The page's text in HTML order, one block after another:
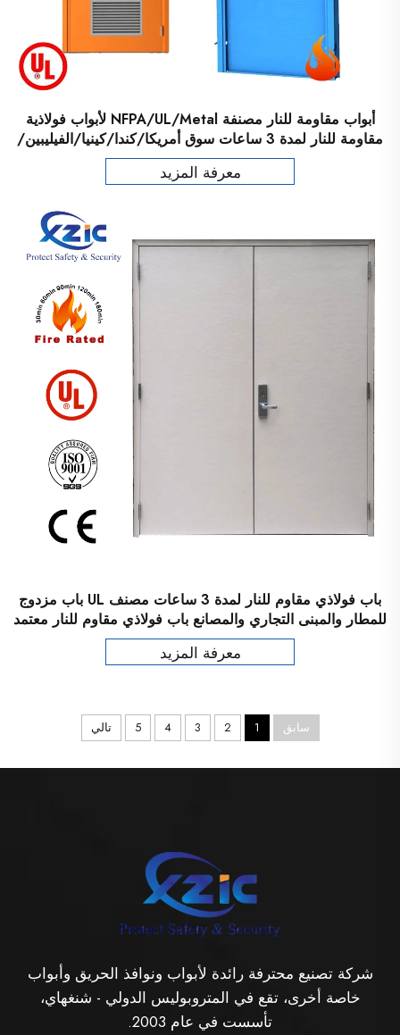
أبواب مقاومة للنار مصنفة NFPA/UL/Metal لأبواب فولاذية
مقاومة للنار لمدة 3 ساعات سوق أمريكا/كندا/كينيا/الفيليبين/
الشرق الأوسط
معرفة المزيد
باب فولاذي مقاوم للنار لمدة 3 ساعات مصنف UL باب مزدوج
للمطار والمبنى التجاري والمصانع باب فولاذي مقاوم للنار معتمد
من UL
معرفة المزيد
سابق 1
2
3
4
5 تالي
شركة تصنيع محترفة رائدة لأبواب ونوافذ الحريق وأبواب
خاصة أخرى، تقع في المتروبوليس الدولي - شنغهاي،
تأسست في عام 2003.